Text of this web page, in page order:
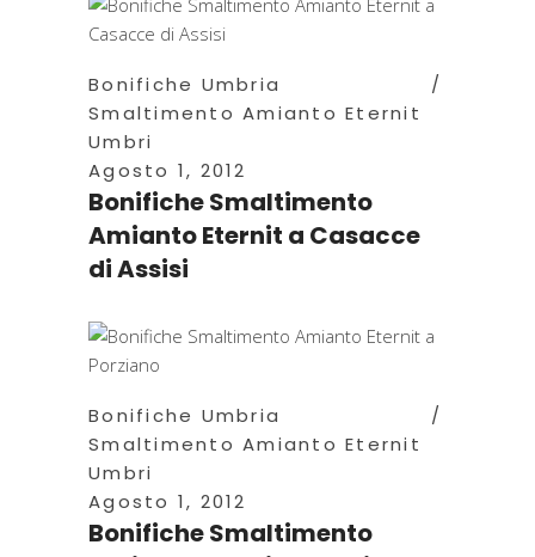
Bonifiche Umbria
Smaltimento Amianto Eternit
Umbri
Agosto 1, 2012
Bonifiche Smaltimento
Amianto Eternit a Casacce
di Assisi
Bonifiche Umbria
Smaltimento Amianto Eternit
Umbri
Agosto 1, 2012
Bonifiche Smaltimento